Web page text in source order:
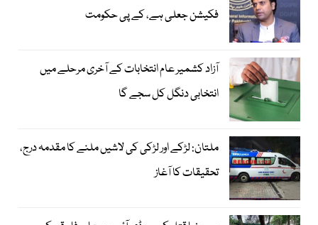
فکیشن جعلی ہے، کے پی حکومت
آزاد کشمیر عام انتخابات کے آخری مرحلے میں
انتخابی دنگل کل سجے گا
ملتان: لڑکے اور لڑکی کی لاشیں ملنے کا مقدمہ درج،
تحقیقات کا آغاز